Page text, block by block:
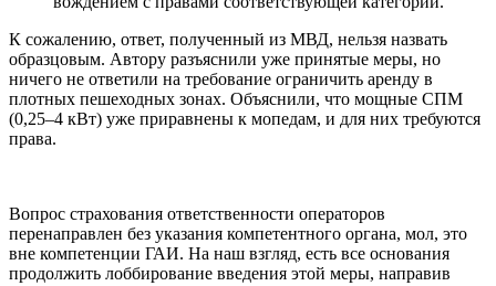
К сожалению, ответ, полученный из МВД, нельзя назвать
образцовым. Автору разъяснили уже принятые меры, но
ничего не ответили на требование ограничить аренду в
плотных пешеходных зонах. Объяснили, что мощные СПМ
(0,25–4 кВт) уже приравнены к мопедам, и для них требуются
права.
Вопрос страхования ответственности операторов
перенаправлен без указания компетентного органа, мол, это
вне компетенции ГАИ. На наш взгляд, есть все основания
продолжить лоббирование введения этой меры, направив